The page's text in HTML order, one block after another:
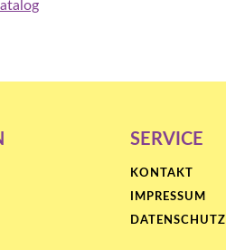
SERVICE
KONTAKT
IMPRESSUM
DATENSCHUTZ